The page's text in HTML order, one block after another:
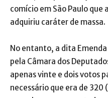
comício em São Paulo que
adquiriu caráter de massa.
No entanto, a dita
pela Câmara dos
apenas vinte e dois votos
necessário que era de